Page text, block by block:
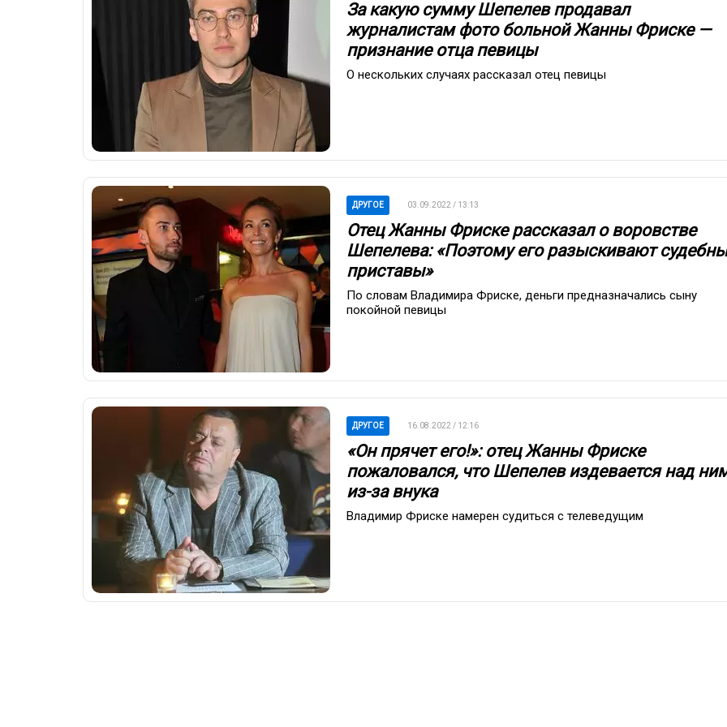
За какую сумму Шепелев продавал
журналистам фото больной Жанны Фриске —
признание отца певицы
О нескольких случаях рассказал отец певицы
ДРУГОЕ 03.09.2022 / 13:13
Отец Жанны Фриске рассказал о воровстве
Шепелева: «Поэтому его разыскивают
приставы»
По словам Владимира Фриске, деньги предназначались сыну
покойной певицы
ДРУГОЕ 16.08.2022 / 12:16
«Он прячет его!»: отец Жанны Фриске
пожаловался, что Шепелев издевается над
из-за внука
Владимир Фриске намерен судиться с телеведущим